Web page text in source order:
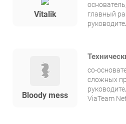
Vitalik
главный
Bloody mess
со-
сложных
ViaTeam